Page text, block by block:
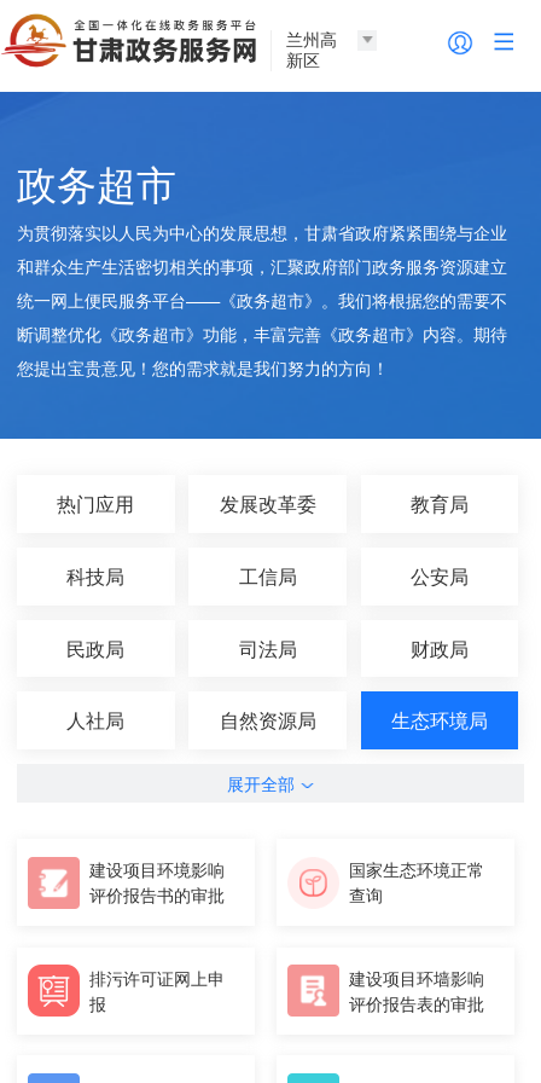
兰州高
新区
政务超市
为贯彻落实以人民为中心的发展思想，甘肃省政府紧紧围绕与企业
和群众生产生活密切相关的事项，汇聚政府部门政务服务资源建立
统一网上便民服务平台——《政务超市》。我们将根据您的需要不
断调整优化《政务超市》功能，丰富完善《政务超市》内容。期待
您提出宝贵意见！您的需求就是我们努力的方向！
热门应用 发展改革委 教育局
科技局 工信局 公安局
民政局 司法局 财政局
人社局 自然资源局 生态环境局
展开全部
建设项目环境影响
评价报告书的审批
国家生态环境正常
查询
排污许可证网上申
报
建设项目环墙影响
评价报告表的审批